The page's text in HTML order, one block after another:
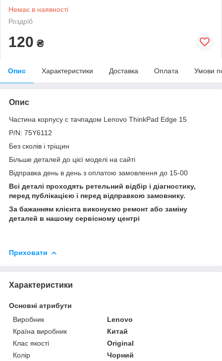
Немає в наявності
Роздріб
120 ₴
Опис Характеристики Доставка Оплата Умови
Опис
Частина корпусу c тачпадом Lenovo ThinkPad Edge 15
P/N: 75Y6112
Без сколів і тріщин
Більше деталей до цієї моделі на сайті
Відправка день в день з оплатою замовлення до 15-00
Всі деталі проходять ретельний відбір і діагностику,
перед публікацією і перед відправкою замовнику.
За бажанням клієнта виконуємо ремонт або заміну
деталей в нашому сервісному центрі
Приховати
Характеристики
Основні атрибути
Виробник
Lenovo
Країна виробник
Китай
Клас якості
Original
Колір
Чорний